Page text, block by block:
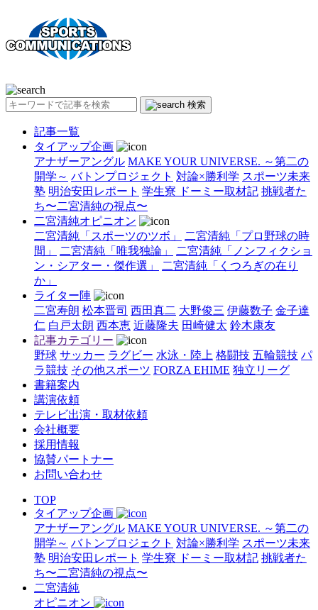
検索
記事一覧
タイアップ企画
アナザーアングル MAKE YOUR UNIVERSE. ～第二の
開学～ バトンプロジェクト 対論×勝利学 スポーツ未来
塾 明治安田レポート 学生寮 ドーミー取材記 挑戦者た
ち〜二宮清純の視点〜
二宮清純オピニオン
二宮清純「スポーツのツボ」
二宮清純「プロ野球の時
間」
二宮清純「唯我独論」
二宮清純「ノンフィクショ
ン・シアター・傑作選」
二宮清純「くつろぎの在り
か」
ライター陣
二宮寿朗 松本晋司 西田真二 大野俊三 伊藤数子 金子達
仁 白戸太朗 西本恵 近藤隆夫 田崎健太 鈴木康友
記事カテゴリー
野球 サッカー ラグビー 水泳・陸上 格闘技 五輪競技 パ
ラ競技 その他スポーツ FORZA EHIME 独立リーグ
書籍案内
講演依頼
テレビ出演・取材依頼
会社概要
採用情報
協賛パートナー
お問い合わせ
TOP
タイアップ企画
アナザーアングル MAKE YOUR UNIVERSE. ～第二の
開学～ バトンプロジェクト 対論×勝利学 スポーツ未来
塾 明治安田レポート 学生寮 ドーミー取材記 挑戦者た
ち〜二宮清純の視点〜
二宮清純
オピニオン